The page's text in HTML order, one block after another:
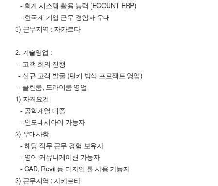
- 회계 시스템 활용 능력 (ECOUNT ERP)
- 한국계 기업 근무 경험자 우대
3) 근무지역 : 자카르타
2. 기술영업 :
- 고객 회의 진행
- 신규 고객 발굴 (턴키 방식 프로젝트 영업)
- 클린룸, 드라이룸 영업
1) 자격요건
- 공학계열 대졸
- 인도네시아어 가능자
2) 우대사항
- 해당 직무 근무 경험 보유자
- 영어 커뮤니케이션 가능자
- CAD, Revit 등 디자인 툴 사용 가능자
3) 근무지역 : 자카르타